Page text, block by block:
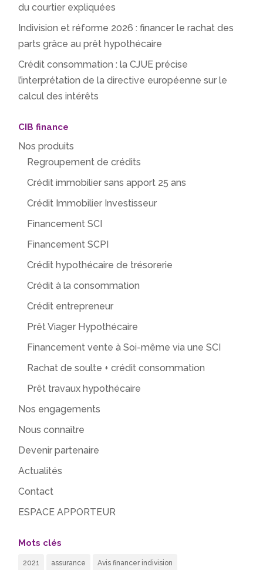
du courtier expliquées
Indivision et réforme 2026 : financer le rachat des
parts grâce au prêt hypothécaire
Crédit consommation : la CJUE précise
l’interprétation de la directive européenne sur le
calcul des intérêts
CIB finance
Nos produits
Regroupement de crédits
Crédit immobilier sans apport 25 ans
Crédit Immobilier Investisseur
Financement SCI
Financement SCPI
Crédit hypothécaire de trésorerie
Crédit à la consommation
Crédit entrepreneur
Prêt Viager Hypothécaire
Financement vente à Soi-même via une SCI
Rachat de soulte + crédit consommation
Prêt travaux hypothécaire
Nos engagements
Nous connaître
Devenir partenaire
Actualités
Contact
ESPACE APPORTEUR
Mots clés
2021 assurance Avis financer indivision